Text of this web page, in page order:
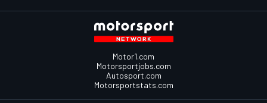
Motor1.com
Motorsportjobs.com
Autosport.com
Motorsportstats.com